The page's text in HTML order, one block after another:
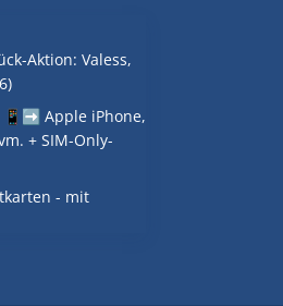
Aktion: Valess,
📱➡️ Apple iPhone,
+ SIM-Only-
- mit